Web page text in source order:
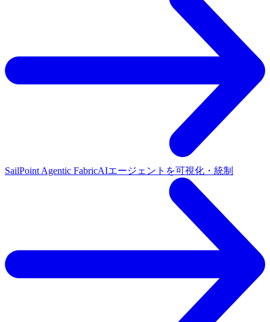
SailPoint Agentic FabricAIエージェントを可視化・統制